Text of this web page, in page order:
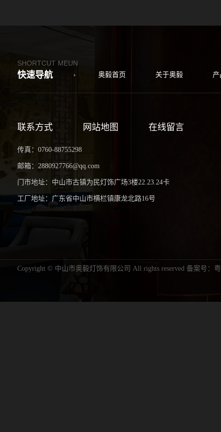
SHORTCUT MEUN
快速导航 奥毅首页 关于奥毅
联系方式 网站地图 在线留言
传真：0760-88755298
邮箱：2880927766@qq.com
门市地址：中山市古镇为民灯饰广场3楼22.23.24卡
工厂地址：广东省中山市横栏镇康龙北路16号
Copyright © 中山市奥毅灯饰有限公司 All rights reserved 备案号：